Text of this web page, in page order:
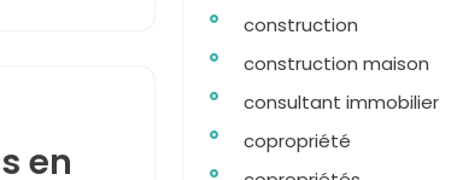
en
construction
construction maison
consultant immobilier
copropriété